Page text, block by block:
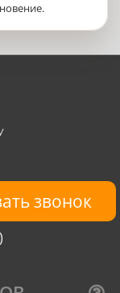
звонок